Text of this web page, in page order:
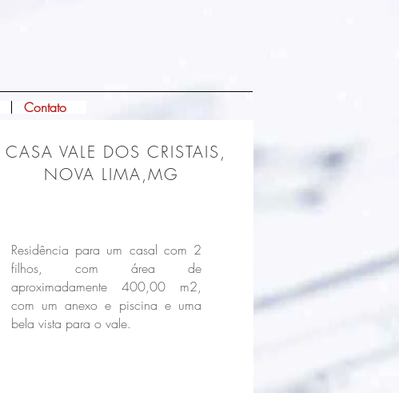
Contato
CASA VALE DOS CRISTAIS,
NOVA LIMA,MG
Residência para um casal com 2
filhos, com área de
aproximadamente 400,00 m2,
com um anexo e piscina e uma
bela vista para o vale.